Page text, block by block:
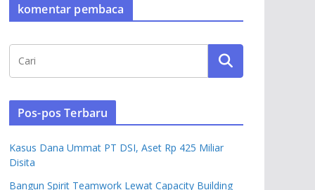
komentar pembaca
Pos-pos Terbaru
Kasus Dana Ummat PT DSI, Aset Rp 425 Miliar
Disita
Bangun Spirit Teamwork Lewat Capacity Building